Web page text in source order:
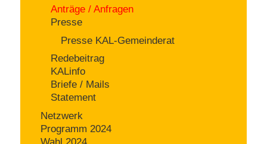
Anträge / Anfragen
Presse
Presse KAL-Gemeinderat
Redebeitrag
KALinfo
Briefe / Mails
Statement
Netzwerk
Programm 2024